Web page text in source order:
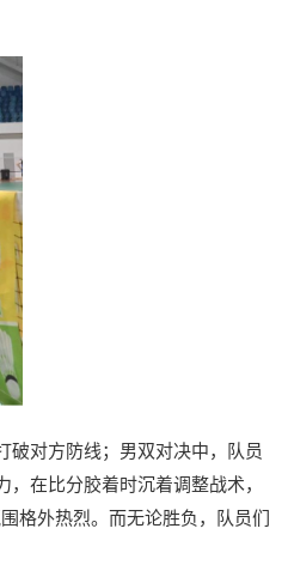
破对方防线；男双对决中，队员
在比分胶着时沉着调整战术，
格外热烈。而无论胜负，队员们